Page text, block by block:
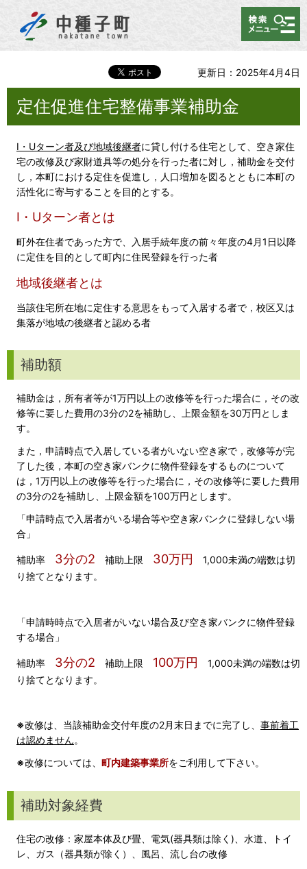
メニュー
更新日：2025年4月4日
定住促進住宅整備事業補助金
I・Uターン者及び地域後継者に貸し付ける住宅として、空き家住
宅の改修及び家財道具等の処分を行った者に対し，補助金を交付
し，本町における定住を促進し，人口増加を図るとともに本町の
活性化に寄与することを目的とする。
I・Uターン者とは
町外在住者であった方で、入居手続年度の前々年度の4月1日以降
に定住を目的として町内に住民登録を行った者
地域後継者とは
当該住宅所在地に定住する意思をもって入居する者で，校区又は
集落が地域の後継者と認める者
補助額
補助金は，所有者等が1万円以上の改修等を行った場合に，その改
修等に要した費用の3分の2を補助し、上限金額を30万円としま
す。
また，申請時点で入居している者がいない空き家で，改修等が完
了した後，本町の空き家バンクに物件登録をするものについて
は，1万円以上の改修等を行った場合に，その改修等に要した費用
の3分の2を補助し、上限金額を100万円とします。
「申請時点で入居者がいる場合等や空き家バンクに登録しない場
合」
補助率 3分の2 補助上限 30万円
1,000未満の端数は切
り捨てとなります。
「申請時時点で入居者がいない場合及び空き家バンクに物件登録
する場合」
補助率 3分の2 補助上限 100万円
1,000未満の端数は切
り捨てとなります。
※改修は、当該補助金交付年度の2月末日までに完了し、 事前着工
は認めません。
※改修については、 町内建築事業所をご利用して下さい。
補助対象経費
住宅の改修：家屋本体及び畳、電気(器具類は除く)、水道、トイ
レ、ガス（器具類が除く）、風呂、流し台の改修